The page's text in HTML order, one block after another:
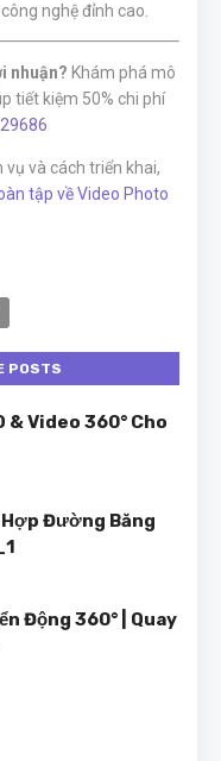
nghệ đỉnh cao.
nhuận? Khám phá mô
tiết kiệm 50% chi phí
và cách triển khai,
tập về Video Photo
POSTS
& Video 360° Cho
Hợp Đường Băng
Động 360° | Quay